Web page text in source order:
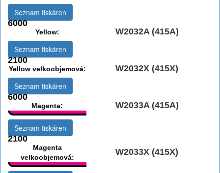
6000
Seznam tiskáren
Yellow: W2032A (415A)
2100
Seznam tiskáren
Yellow velkoobjemová: W2032X (415X)
6000
Seznam tiskáren
Magenta: W2033A (415A)
2100
Seznam tiskáren
Magenta
velkoobjemová:
W2033X (415X)